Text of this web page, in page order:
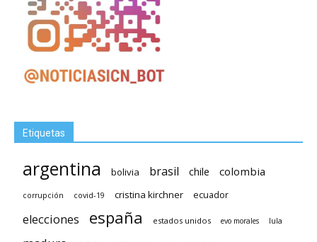
Etiquetas
argentina bolivia brasil chile colombia
corrupción covid-19 cristina kirchner ecuador
elecciones españa estados unidos evo morales lula